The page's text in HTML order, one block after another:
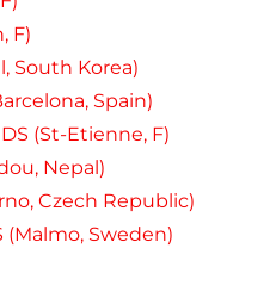
F)
South Korea)
Spain)
(St-Etienne, F)
Nepal)
Czech Republic)
(Malmo, Sweden)